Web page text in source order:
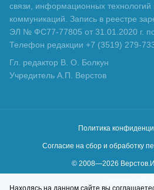
связи, информационных технологий
коммуникаций. Запись в реестре
ЭЛ № ФС77-77805 от 31.01.2020 г.
Телефон редакции +7 (3519) 279-
Гл. редактор В. О. Болкун
Учредитель А.П. Верстов
Политика
Согласие на сбор и обработку
© 2008—2026
Находясь на данном сайте вы